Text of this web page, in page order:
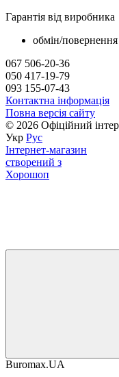
Гарантія від виробника
обмін/повернення
067 506-20-36
050 417-19-79
093 155-07-43
Контактна інформація
Повна версія сайту
© 2026 Офіційний
Укр Рус
Інтернет-магазин
створений з
Хорошоп
Buromax.UA